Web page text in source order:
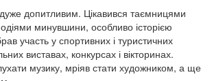
допитливим. Цікавився таємницями
минувшини, особливо історією
участь у спортивних і туристичних
виставах, конкурсах і вікторинах.
музику, мріяв стати художником, а ще